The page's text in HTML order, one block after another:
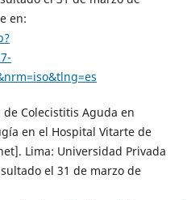
en:
de Colecistitis Aguda en
en el Hospital Vitarte de
Lima: Universidad Privada
el 31 de marzo de